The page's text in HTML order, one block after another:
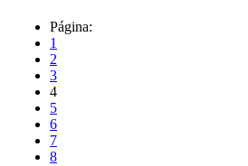
Página:
1
2
3
4
5
6
7
8